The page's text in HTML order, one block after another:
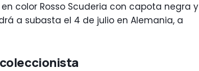
color Rosso Scuderia con capota negra y
a subasta el 4 de julio en Alemania, a